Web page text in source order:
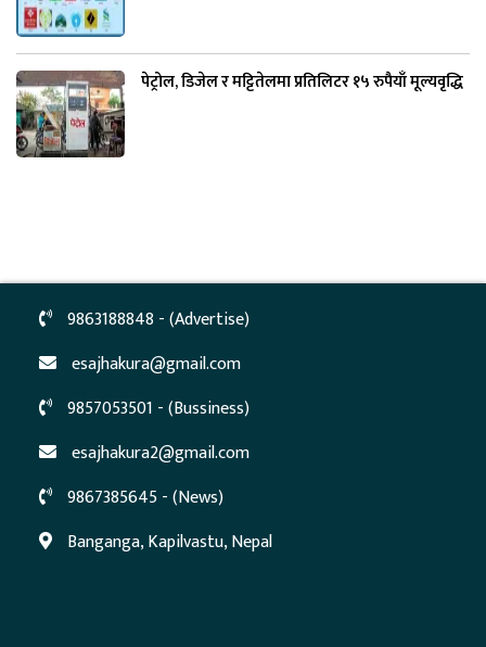
पेट्रोल, डिजेल र मट्टितेलमा प्रतिलिटर १५ रुपैयाँ मूल्यवृद्धि
9863188848 - (Advertise)
esajhakura@gmail.com
9857053501 - (Bussiness)
esajhakura2@gmail.com
9867385645 - (News)
Banganga, Kapilvastu, Nepal